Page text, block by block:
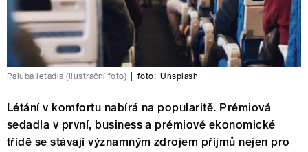
Paluba letadla (ilustrační foto) foto: Unsplash
Létání v komfortu nabírá na popularitě. Prémiová
sedadla v první, business a prémiové ekonomické
třídě se stávají významným zdrojem příjmů nejen pro